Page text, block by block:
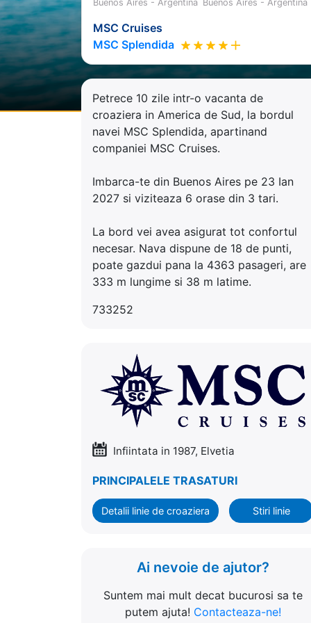
Buenos Aires - Argentina Buenos Aires - Argentina
MSC Cruises
MSC Splendida
Petrece 10 zile intr-o vacanta de
croaziera in America de Sud, la bordul
navei MSC Splendida, apartinand
companiei MSC Cruises.
Imbarca-te din Buenos Aires pe 23 Ian
2027 si viziteaza 6 orase din 3 tari.
La bord vei avea asigurat tot confortul
necesar. Nava dispune de 18 de punti,
poate gazdui pana la 4363 pasageri, are
333 m lungime si 38 m latime.
733252
Infiintata in 1987, Elvetia
PRINCIPALELE TRASATURI
Detalii linie de croaziera Stiri linie
Ai nevoie de ajutor?
Suntem mai mult decat bucurosi sa te
putem ajuta! Contacteaza-ne!